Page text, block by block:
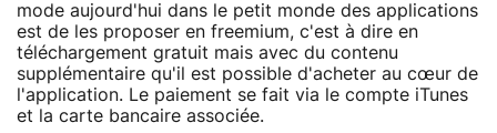
mode aujourd'hui dans le petit monde des applications
est de les proposer en freemium, c'est à dire en
téléchargement gratuit mais avec du contenu
supplémentaire qu'il est possible d'acheter au cœur de
l'application. Le paiement se fait via le compte iTunes
et la carte bancaire associée.